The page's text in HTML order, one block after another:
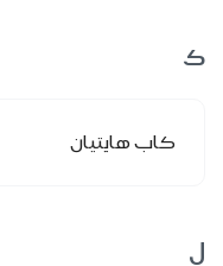
ك
كاب هايتيان
ل